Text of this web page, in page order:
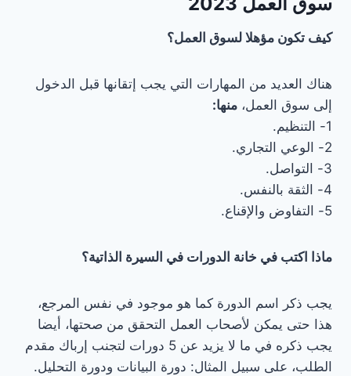
كيف تكون مؤهلا لسوق العمل؟
هناك العديد من المهارات التي يجب إتقانها قبل الدخول
إلى سوق العمل، منها:
1- التنظيم.
2- الوعي التجاري.
3- التواصل.
4- الثقة بالنفس.
5- التفاوض والإقناع.
ماذا اكتب في خانة الدورات في السيرة الذاتية؟
يجب ذكر اسم الدورة كما هو موجود في نفس المرجع،
هذا حتى يمكن لأصحاب العمل التحقق من صحتها، أيضا
يجب ذكره في ما لا يزيد عن 5 دورات لتجنب إرباك مقدم
الطلب، على سبيل المثال: دورة البيانات ودورة التحليل.